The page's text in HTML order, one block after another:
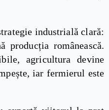
industrială clară:
producția românească.
agricultura devine
iar fermierul este